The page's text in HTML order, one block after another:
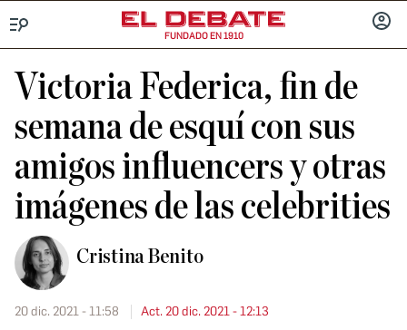
FUNDADO EN 1910
Victoria Federica, fin de
semana de esquí con sus
amigos influencers y otras
imágenes de las celebrities
Cristina Benito
20 dic. 2021 - 11:58 Act. 20 dic. 2021 - 12:13